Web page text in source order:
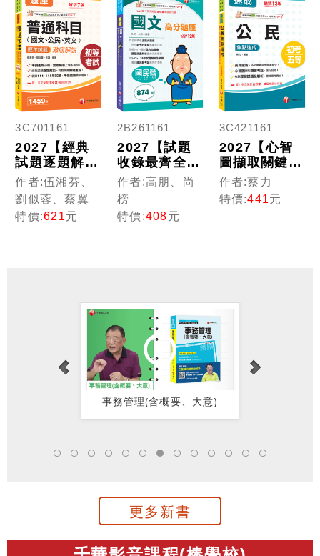
3C701161
2027【經典
試題逐題解
說】普通科目
(國文、公
民、英文)歷
年試題澈底解
作者:伍湘芬、
劉似蓉、蔡翼
特價:621元
2B261161
2027【試題
收錄最齊全】
國文高分題庫
［十二版］
（國民營／台
電／台酒／台
作者:高朋、尚
榜
特價:408元
3C421161
2027【心智
圖擷取關鍵考
點】公民焦點
速成（13
版）（初考／
作者:蔡力
特價:441元
事務管理(含概要、大意)
更多新書